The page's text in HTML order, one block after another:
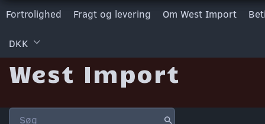
Fortrolighed Fragt og levering Om West Import
DKK
West Import